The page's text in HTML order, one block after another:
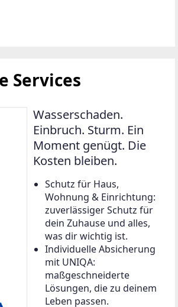
Services
Wasserschaden.
Einbruch. Sturm. Ein
Moment genügt. Die
Kosten bleiben.
Schutz für Haus,
Wohnung & Einrichtung:
zuverlässiger Schutz für
dein Zuhause und alles,
was dir wichtig ist.
Individuelle Absicherung
mit UNIQA:
maßgeschneiderte
Lösungen, die zu deinem
Leben passen.